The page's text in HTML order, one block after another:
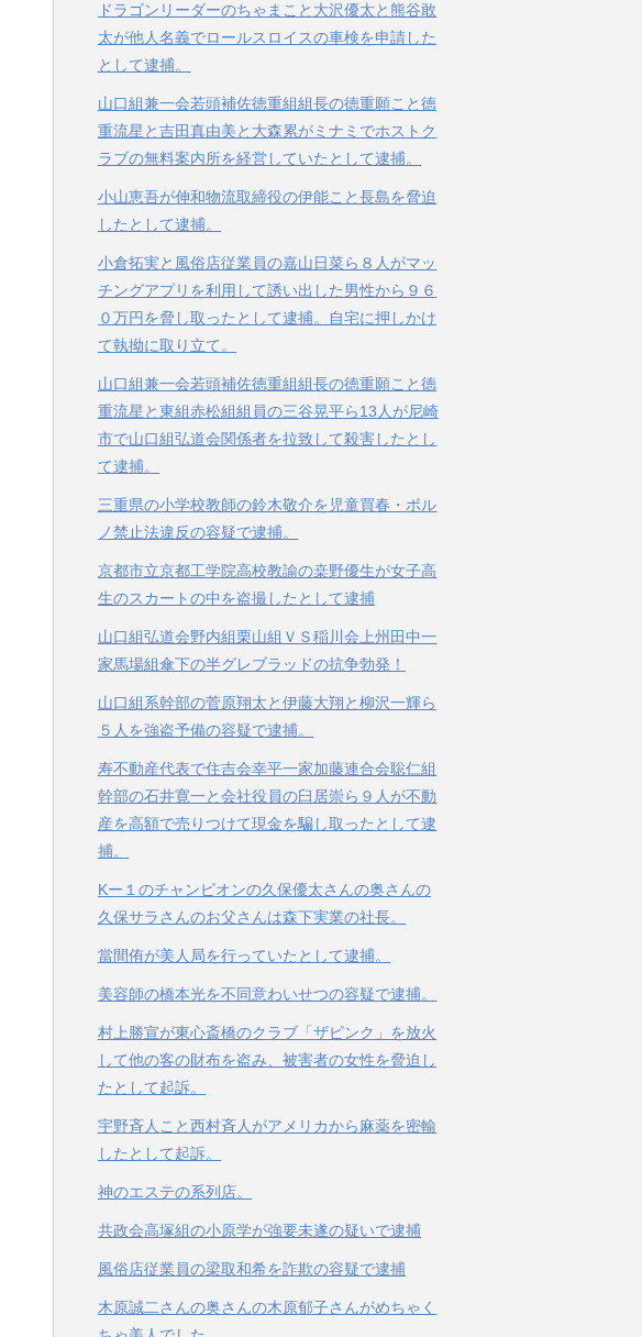
ドラゴンリーダーのちゃまこと大沢優太と熊谷敢
太が他人名義でロールスロイスの車検を申請した
として逮捕。
山口組兼一会若頭補佐徳重組組長の徳重願こと徳
重流星と吉田真由美と大森累がミナミでホストク
ラブの無料案内所を経営していたとして逮捕。
小山恵吾が伸和物流取締役の伊能こと長島を脅迫
したとして逮捕。
小倉拓実と風俗店従業員の嘉山日菜ら８人がマッ
チングアプリを利用して誘い出した男性から９６
０万円を脅し取ったとして逮捕。自宅に押しかけ
て執拗に取り立て。
山口組兼一会若頭補佐徳重組組長の徳重願こと徳
重流星と東組赤松組組員の三谷晃平ら13人が尼崎
市で山口組弘道会関係者を拉致して殺害したとし
て逮捕。
三重県の小学校教師の鈴木敬介を児童買春・ポル
ノ禁止法違反の容疑で逮捕。
京都市立京都工学院高校教諭の桒野優生が女子高
生のスカートの中を盗撮したとして逮捕
山口組弘道会野内組栗山組ＶＳ稲川会上州田中一
家馬場組傘下の半グレブラッドの抗争勃発！
山口組系幹部の菅原翔太と伊藤大翔と柳沢一輝ら
５人を強盗予備の容疑で逮捕。
寿不動産代表で住吉会幸平一家加藤連合会聡仁組
幹部の石井寛一と会社役員の臼居崇ら９人が不動
産を高額で売りつけて現金を騙し取ったとして逮
捕。
Kー１のチャンピオンの久保優太さんの奥さんの
久保サラさんのお父さんは森下実業の社長。
當間侑が美人局を行っていたとして逮捕。
美容師の橋本光を不同意わいせつの容疑で逮捕。
村上勝宣が東心斎橋のクラブ「ザピンク」を放火
して他の客の財布を盗み、被害者の女性を脅迫し
たとして起訴。
宇野斉人こと西村斉人がアメリカから麻薬を密輸
したとして起訴。
神のエステの系列店。
共政会高塚組の小原学が強要未遂の疑いで逮捕
風俗店従業員の梁取和希を詐欺の容疑で逮捕
木原誠二さんの奥さんの木原郁子さんがめちゃく